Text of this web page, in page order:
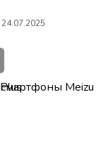
24.07.2025